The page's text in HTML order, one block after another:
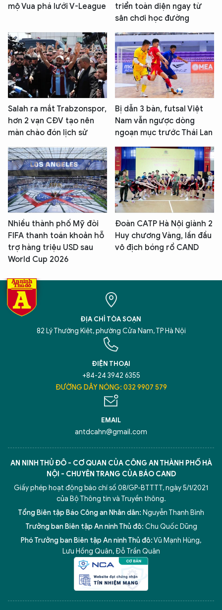
mộ Vua phá lưới V-League
triển toàn diện ngay từ
sân chơi học đường
Salah ra mắt Trabzonspor,
hơn 2 vạn CĐV tạo nên
màn chào đón lịch sử
Bị dẫn 3 bàn, futsal Việt
Nam vẫn ngược dòng
ngoạn mục trước Thái Lan
Nhiều thành phố Mỹ đòi
FIFA thanh toán khoản hỗ
trợ hàng triệu USD sau
World Cup 2026
Đoàn CATP Hà Nội giành 2
Huy chương Vàng, lần đầu
vô địch bóng rổ CAND
ĐỊA CHỈ TÒA SOẠN
82 Lý Thường Kiệt, phường Cửa Nam, TP Hà Nội
ĐIỆN THOẠI
+84-24 3942 6355
ĐƯỜNG DÂY NÓNG: 032 9907 579
EMAIL
antdcahn@gmail.com
AN NINH THỦ ĐÔ - CƠ QUAN CỦA CÔNG AN THÀNH PHỐ HÀ
NỘI - CHUYÊN TRANG CỦA BÁO CAND
Giấy phép hoạt động báo chí số 08/GP-BTTTT, ngày 5/1/2021
của Bộ Thông tin và Truyền thông.
Tổng Biên tập Báo Công an Nhân dân: Nguyễn Thanh Bình
Trưởng ban Biên tập An ninh Thủ đô: Chu Quốc Dũng
Phó Trưởng ban Biên tập An ninh Thủ đô:Vũ Mạnh Hùng,
Lưu Hồng Quân, Đỗ Trần Quân
5 điểm nghẽn của Hà Nội giải pháp xử lý điểm nghẽn của